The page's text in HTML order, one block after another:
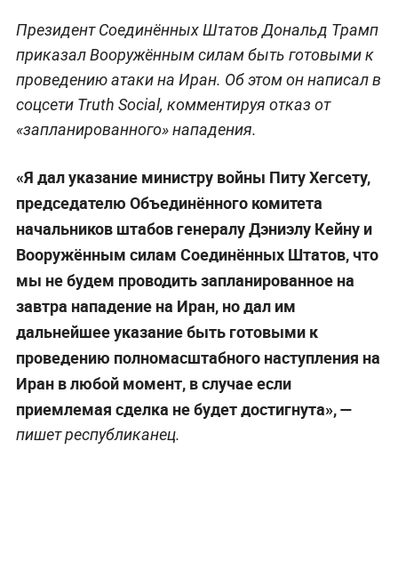
Президент Соединённых Штатов Дональд Трамп
приказал Вооружённым силам быть готовыми к
проведению атаки на Иран. Об этом он написал в
соцсети Truth Social, комментируя отказ от
«запланированного» нападения.
«Я дал указание министру войны Питу Хегсету,
председателю Объединённого комитета
начальников штабов генералу Дэниэлу Кейну и
Вооружённым силам Соединённых Штатов, что
мы не будем проводить запланированное на
завтра нападение на Иран, но дал им
дальнейшее указание быть готовыми к
проведению полномасштабного наступления на
Иран в любой момент, в случае если
приемлемая сделка не будет достигнута», —
пишет республиканец.